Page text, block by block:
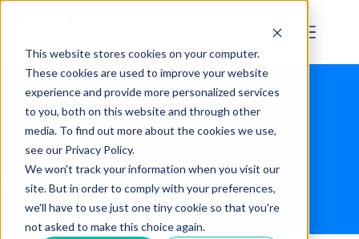
This website stores cookies on your computer.
These cookies are used to improve your website
experience and provide more personalized services
to you, both on this website and through other
media. To find out more about the cookies we use,
see our Privacy Policy.
We won't track your information when you visit our
site. But in order to comply with your preferences,
we'll have to use just one tiny cookie so that you're
not asked to make this choice again.
Blog